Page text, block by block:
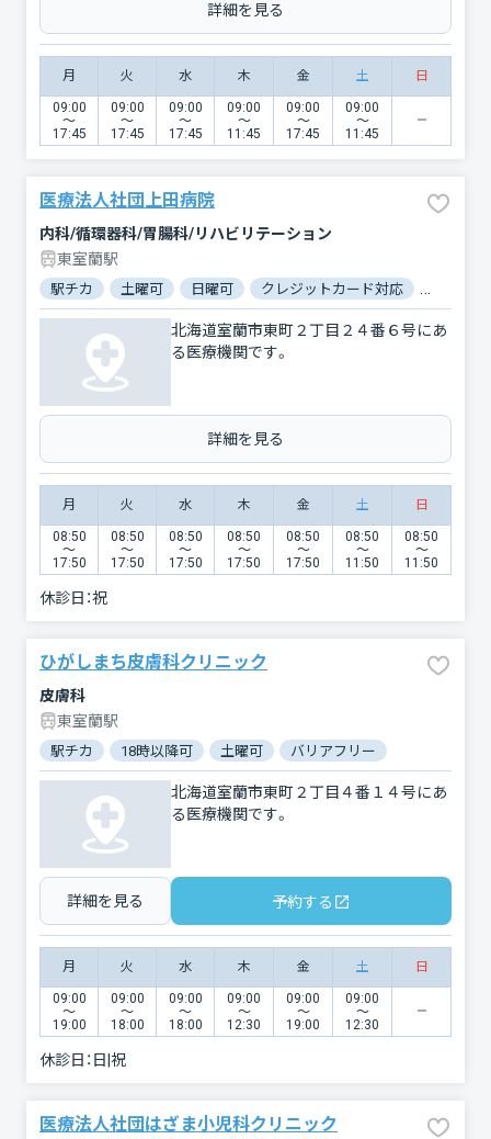
詳細を見る
月 火 水 木 金 土 日
09:00
〜
17:45
09:00
〜
17:45
09:00
〜
17:45
09:00
〜
11:45
09:00
〜
17:45
09:00
〜
11:45
医療法人社団上田病院
内科/循環器科/胃腸科/リハビリテーション
東室蘭駅
駅チカ 土曜可 日曜可 クレジットカード対応
北海道室蘭市東町２丁目２４番６号にあ
る医療機関です。
詳細を見る
月 火 水 木 金 土 日
08:50
〜
17:50
08:50
〜
17:50
08:50
〜
17:50
08:50
〜
17:50
08:50
〜
17:50
08:50
〜
11:50
08:50
〜
11:50
休診日：祝
ひがしまち皮膚科クリニック
皮膚科
東室蘭駅
駅チカ 18時以降可 土曜可 バリアフリー
北海道室蘭市東町２丁目４番１４号にあ
る医療機関です。
詳細を見る 予約する
月 火 水 木 金 土 日
09:00
〜
19:00
09:00
〜
18:00
09:00
〜
18:00
09:00
〜
12:30
09:00
〜
19:00
09:00
〜
12:30
休診日： 日|祝
医療法人社団はざま小児科クリニック